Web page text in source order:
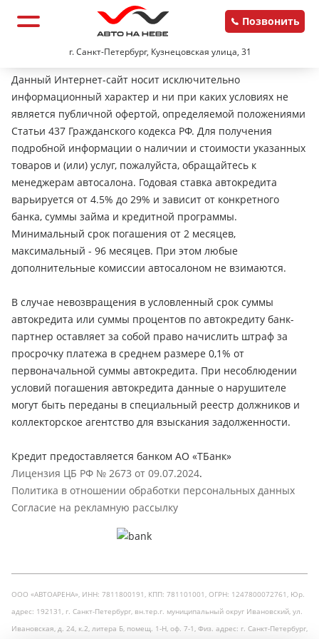
г. Санкт-Петербург, Кузнецовская улица, 31
Позвонить
Данный Интернет-сайт носит исключительно
информационный характер и ни при каких условиях не
является публичной офертой, определяемой положениями
Статьи 437 Гражданского кодекса РФ. Для получения
подробной информации о наличии и стоимости указанных
товаров и (или) услуг, пожалуйста, обращайтесь к
менеджерам автосалона. Годовая ставка автокредита
варьируется от 4.5% до 29% и зависит от конкретного
банка, суммы займа и кредитной программы.
Минимальный срок погашения от 2 месяцев,
максимальный - 96 месяцев. При этом любые
дополнительные комиссии автосалоном не взимаются.
В случае невозвращения в условленный срок суммы
автокредита или суммы процентов по автокредиту банк-
партнер оставляет за собой право начислить штраф за
просрочку платежа в среднем размере 0,1% от
первоначальной суммы автокредита. При несоблюдении
условий погашения автокредита данные о нарушителе
могут быть переданы в специальный реестр должников и
коллекторское агентство для взыскания задолженности.
Кредит предоставляется банком АО «ТБанк»
Лицензия ЦБ РФ № 2673 от 09.07.2024.
Политика в отношении обработки персональных данных
Согласие на рекламную рассылку
ООО «АВТОАРЕНА», ИНН: 7811800191, КПП: 781101001, ОГРН: 1247800072761, Юр.
адрес: 192131, г. Санкт-Петербург, вн.тер.г. муниципальный округ Ивановский, ул.
Ивановская, д. 24, к.2, литера Б, помещ. 1-Н, оф. 7-1, Физ. адрес: г. Санкт-Петербург,